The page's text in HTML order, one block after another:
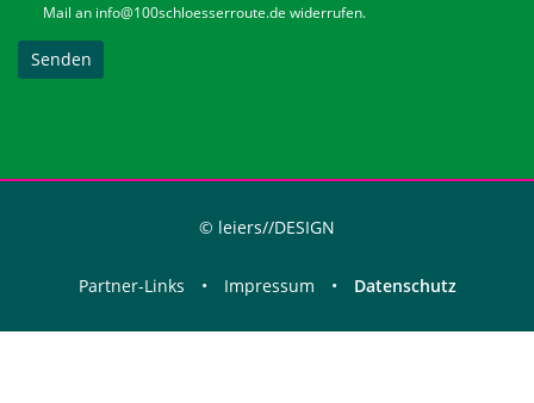
Mail an info@100schloesserroute.de widerrufen.
Senden
© leiers//DESIGN
Partner-Links • Impressum • Datenschutz